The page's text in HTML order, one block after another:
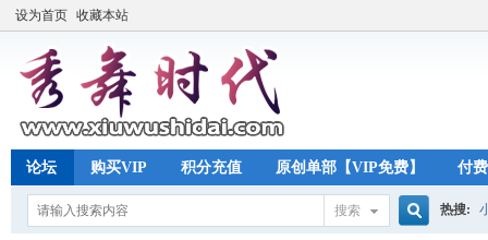
设为首页 收藏本站
论坛 购买VIP 积分充值 原创单部【VIP免费】 付
搜索 热搜: